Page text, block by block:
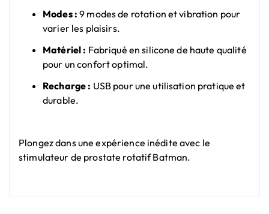
Modes : 9 modes de rotation et vibration pour
varier les plaisirs.
Matériel : Fabriqué en silicone de haute qualité
pour un confort optimal.
Recharge : USB pour une utilisation pratique et
durable.
Plongez dans une expérience inédite avec le
stimulateur de prostate rotatif Batman.